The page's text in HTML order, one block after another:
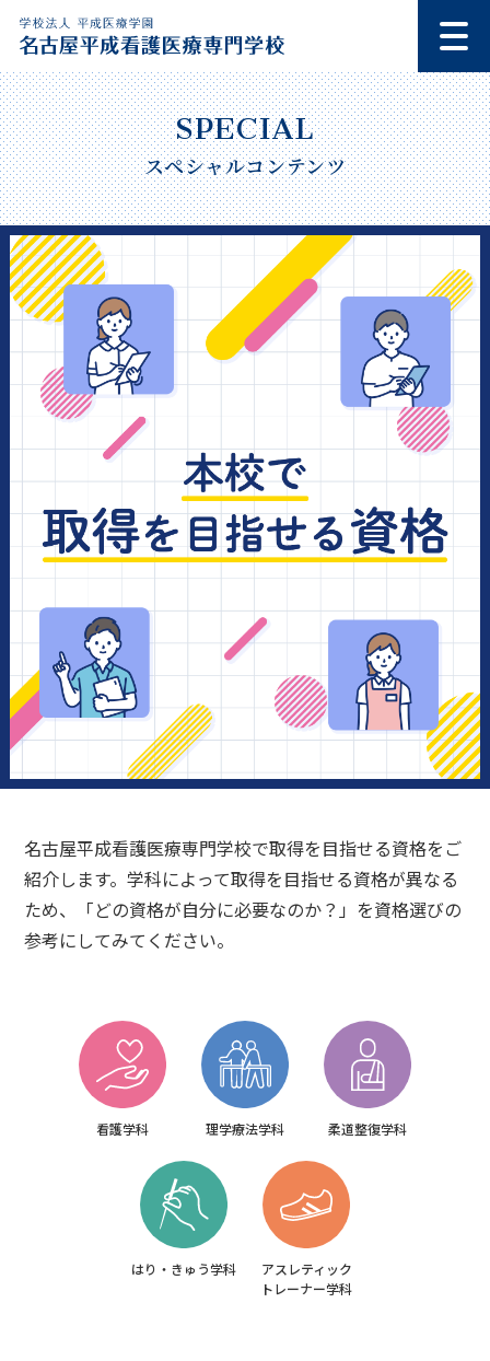
スペシャルコンテンツ
名古屋平成看護医療専門学校で取得を目指せる資格をご
紹介します。学科によって取得を目指せる資格が異なる
ため、「どの資格が自分に必要なのか？」を資格選びの
参考にしてみてください。
看護学科 理学療法学科 柔道整復学科
はり・きゅう学科
アスレティック
トレーナー学科